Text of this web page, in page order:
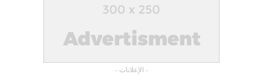
- الإعلانات -